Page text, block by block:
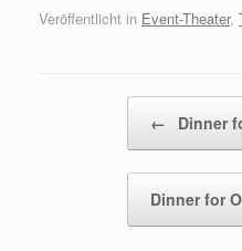
Veröffentlicht in Event-Theater,
← Dinner
Dinner for